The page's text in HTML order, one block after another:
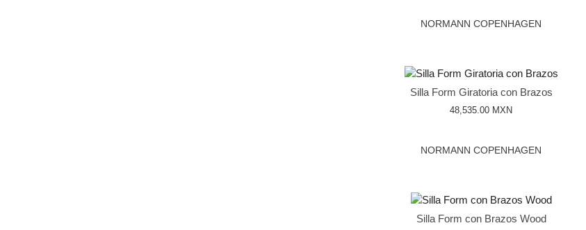
NORMANN COPENHAGEN
Silla Form Giratoria con Brazos
48,535.00 MXN
NORMANN COPENHAGEN
Silla Form con Brazos Wood